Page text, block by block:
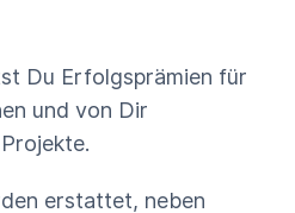
Du Erfolgsprämien für
und von Dir
erstattet, neben